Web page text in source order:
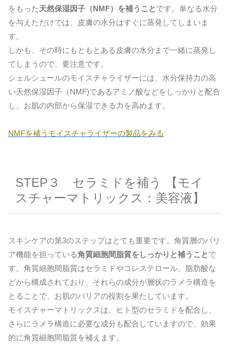
をもった天然保湿因子（NMF）を補うことです。単なる水分
を与えただけでは、皮膚の水分はすぐに蒸発してしまいま
す。
しかも、その時にもともとある皮膚の水分まで一緒に蒸発し
てしまうので、要注意です。
シェルシュールのモイスチャライザーには、水分保持力の高
い天然保湿因子（NMF)であるアミノ酸などをしっかりと配合
し、お肌の内部から保湿できる力を高めます。
NMFを補うモイスチャライザーの製品をみる
STEP３ セラミドを補う 【モイ
スチャーマトリックス：美容液】
スキンケアの第3のステップはとても重要です。角質層のバリ
ア機能を担っている角質細胞間脂質をしっかりと補うことで
す。角質細胞間脂質はセラミドやコレステロール、脂肪酸な
どから構成されており、それらの成分が層状のラメラ構造を
とることで、お肌のバリアの役割を果たしています。
モイスチャーマトリックスは、ヒト型のセラミドを配合し、
さらにラメラ構造に必要な成分も配合していますので、効果
的に角質細胞間脂質を補えます。